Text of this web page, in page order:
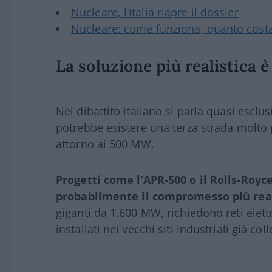
Nucleare, l’Italia riapre il dossier
Nucleare: come funziona, quanto
La soluzione più realistica
Nel dibattito italiano si parla quasi
potrebbe esistere una terza strada
attorno ai 500 MW.
Progetti come l’APR-500 o il Rolls-
probabilmente il compromesso più
giganti da 1.600 MW, richiedono reti
installati nei vecchi siti industriali già